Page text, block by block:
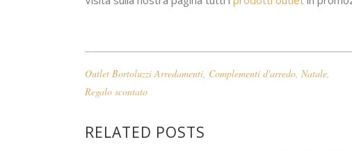
Outlet Bortoluzzi Arredamenti Complementi d'arredo Natale
Regalo scontato
RELATED POSTS